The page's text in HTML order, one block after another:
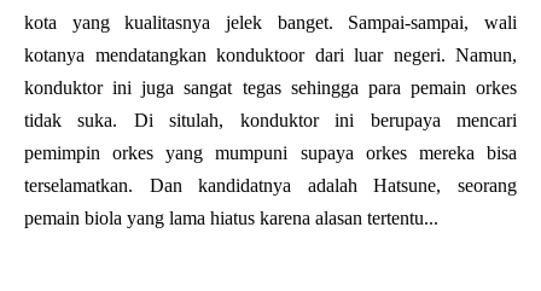
kota yang kualitasnya jelek banget. Sampai-sampai, wali
kotanya mendatangkan konduktoor dari luar negeri. Namun,
konduktor ini juga sangat tegas sehingga para pemain orkes
tidak suka. Di situlah, konduktor ini berupaya mencari
pemimpin orkes yang mumpuni supaya orkes mereka bisa
terselamatkan. Dan kandidatnya adalah Hatsune, seorang
pemain biola yang lama hiatus karena alasan tertentu...